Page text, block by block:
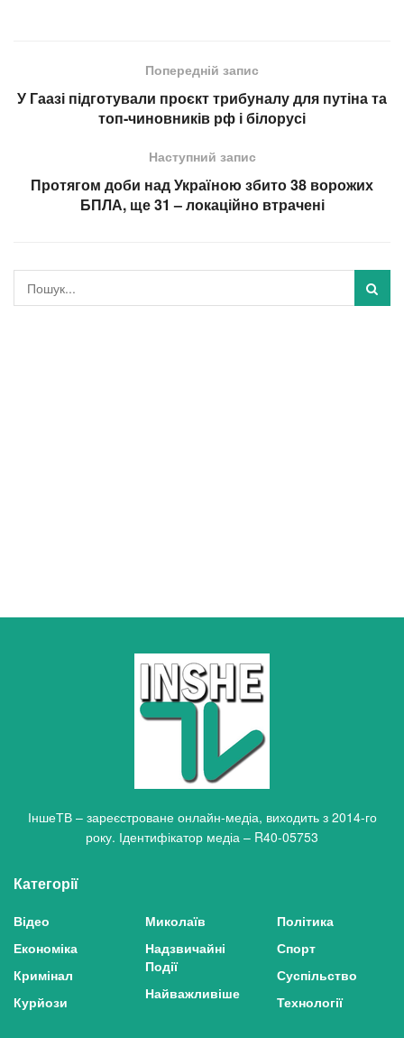
Попередній запис
У Гаазі підготували проєкт трибуналу для путіна та
топ-чиновників рф і білорусі
Наступний запис
Протягом доби над Україною збито 38 ворожих
БПЛА, ще 31 – локаційно втрачені
ІншеТВ – зареєстроване онлайн-медіа, виходить з 2014-го
року. Ідентифікатор медіа – R40-05753
Категорії
Відео
Економіка
Кримінал
Курйози
Миколаїв
Надзвичайні
Події
Найважливіше
Політика
Спорт
Суспільство
Технології